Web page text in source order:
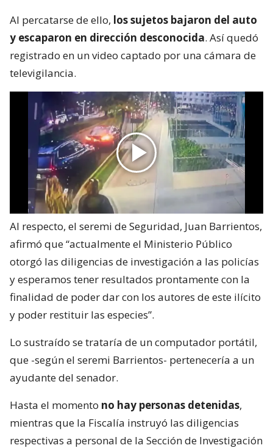
Al percatarse de ello, los sujetos bajaron del auto
y escaparon en dirección desconocida. Así quedó
registrado en un video captado por una cámara de
televigilancia.
Al respecto, el seremi de Seguridad, Juan Barrientos,
afirmó que “actualmente el Ministerio Público
otorgó las diligencias de investigación a las policías
y esperamos tener resultados prontamente con la
finalidad de poder dar con los autores de este ilícito
y poder restituir las especies”.
Lo sustraído se trataría de un computador portátil,
que -según el seremi Barrientos- pertenecería a un
ayudante del senador.
Hasta el momento no hay personas detenidas,
mientras que la Fiscalía instruyó las diligencias
respectivas a personal de la Sección de Investigación